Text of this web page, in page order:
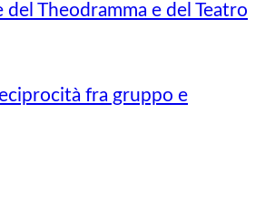
del Theodramma e del Teatro
fra gruppo e